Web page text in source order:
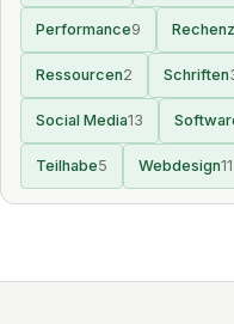
Performance9
Ressourcen2 Schriften
Social Media13
Teilhabe5 Webdesign11